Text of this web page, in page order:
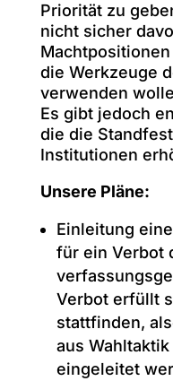
Priorität zu
nicht sicher
die Werkzeuge
verwenden
Es gibt jedoch
die die
Institutionen
Unsere Pläne:
Einleitung
für ein Verbot
Verbot erfüllt
stattfinden,
aus
eingeleitet